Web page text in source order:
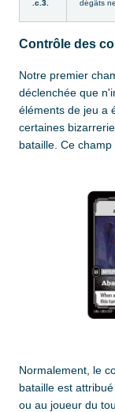
.c.3. dégâts
Contrôle des
Notre premier
déclenchée que
éléments de jeu a
certaines
bataille. Ce champ
Normalement, le
bataille est
ou au joueur du